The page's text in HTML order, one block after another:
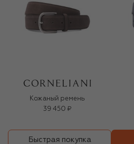
Кожаный ремень
39 450 ₽
Быстрая покупка